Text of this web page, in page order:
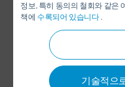
정보, 특히 동의의 철회와 같은
책에 수록되어 있습니다.
기술적으
INSTAGRAM
SOCIAL MEDIA